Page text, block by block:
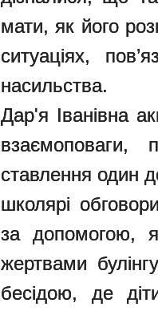
мати, як його
ситуаціях,
насильства.
Дар'я Іванівна
взаємоповаги,
ставлення один
школярі
за допомогою,
жертвами
бесідою, де